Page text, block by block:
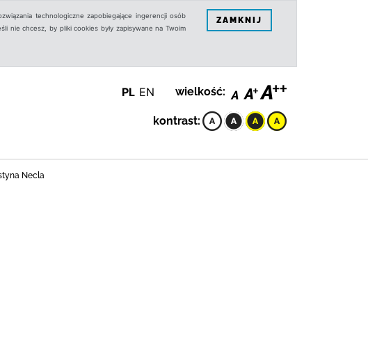
technologiczne zapobiegające ingerencji osób
nie chcesz, by pliki cookies były zapisywane na Twoim
ZAMKNIJ
PL EN wielkość:
kontrast:
Necla